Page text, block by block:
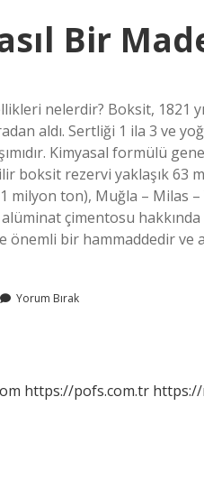
Bir
nelerdir? Boksit, 1821
aldı. Sertliği 1 ila 3 ve
Kimyasal formülü
boksit rezervi yaklaşık
milyon ton), Muğla – Milas
çimentosu
önemli bir hammaddedir ve
Yorum Bırak
https://pofs.com.tr